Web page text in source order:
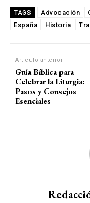
TAGS Advocación
España
Historia
Artículo anterior
Guía Bíblica para
Celebrar la Liturgia:
Pasos y Consejos
Esenciales